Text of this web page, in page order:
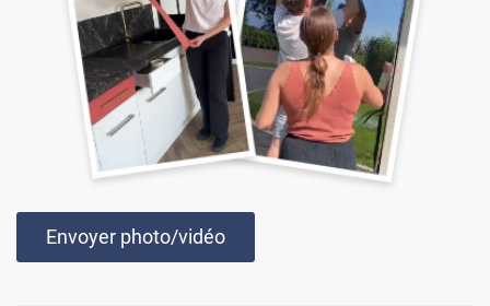
Envoyer photo/vidéo